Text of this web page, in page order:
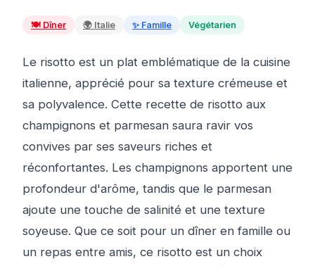
🍽️ Dîner 🌍 Italie ✨ Famille Végétarien
Le risotto est un plat emblématique de la cuisine
italienne, apprécié pour sa texture crémeuse et
sa polyvalence. Cette recette de risotto aux
champignons et parmesan saura ravir vos
convives par ses saveurs riches et
réconfortantes. Les champignons apportent une
profondeur d'arôme, tandis que le parmesan
ajoute une touche de salinité et une texture
soyeuse. Que ce soit pour un dîner en famille ou
un repas entre amis, ce risotto est un choix